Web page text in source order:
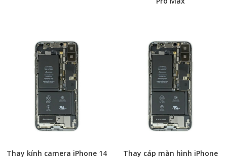
Thay kính camera iPhone 14
Thay cáp màn hình iPhone